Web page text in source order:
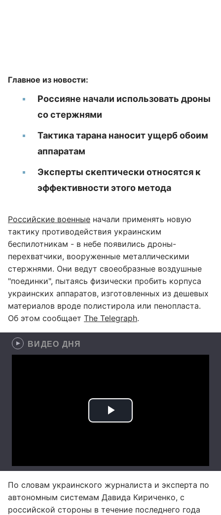
Главное из новости:
Россияне начали использовать дроны
со стержнями
Тактика тарана наносит ущерб обоим
аппаратам
Эксперты скептически относятся к
эффективности этого метода
Российские военные начали применять новую
тактику противодействия украинским
беспилотникам - в небе появились дроны-
перехватчики, вооруженные металлическими
стержнями. Они ведут своеобразные воздушные
"поединки", пытаясь физически пробить корпуса
украинских аппаратов, изготовленных из дешевых
материалов вроде полистирола или пенопласта.
Об этом сообщает The Telegraph.
ВИДЕО ДНЯ
По словам украинского журналиста и эксперта по
автономным системам Давида Кириченко, с
российской стороны в течение последнего года